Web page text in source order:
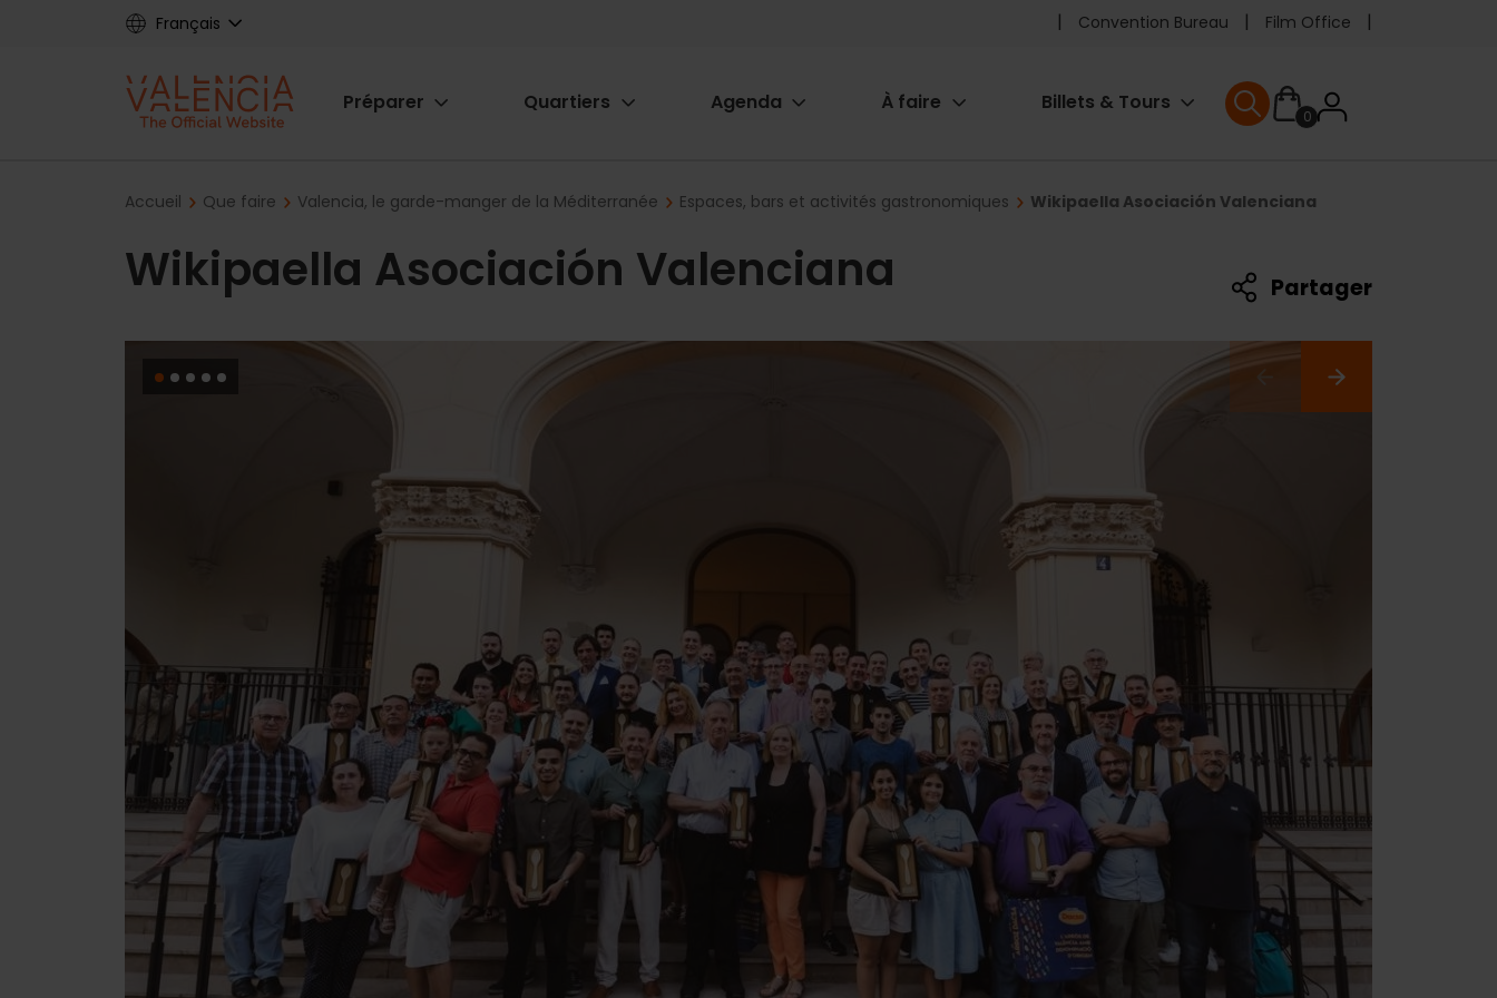
Français
Pre
header
Convention Bureau Film Office
Main
Préparer Quartiers Agenda À faire Billets & Tours
0User
menu
User menu
Breadcrumb
Accueil Que faire Valencia, le garde-manger de la Méditerranée Espaces, bars et activités gastronomiques Wikipaella Asociación Valenciana
Wikipaella Asociación Valenciana Partager